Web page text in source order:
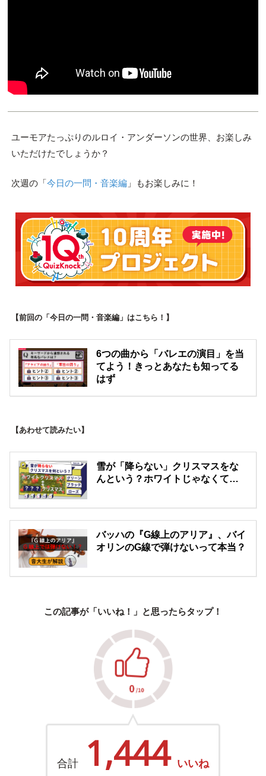
ユーモアたっぷりのルロイ・アンダーソンの世界、お楽しみ
いただけたでしょうか？
次週の「今日の一問・音楽編」もお楽しみに！
【前回の「今日の一問・音楽編」はこちら！】
6つの曲から「バレエの演目」を当
てよう！きっとあなたも知ってる
はず
【あわせて読みたい】
雪が「降らない」クリスマスをな
んという？ホワイトじゃなくて…
バッハの『G線上のアリア』、バイ
オリンのG線で弾けないって本当？
この記事が「いいね！」と思ったらタップ！
合計 1,444 いいね